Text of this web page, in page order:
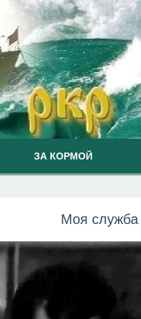
ЗА КОРМОЙ
Моя служба